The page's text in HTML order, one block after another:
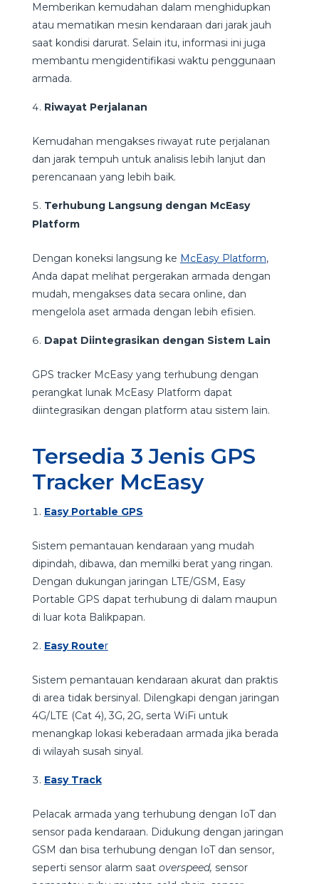
Memberikan kemudahan dalam menghidupkan
atau mematikan mesin kendaraan dari jarak jauh
saat kondisi darurat. Selain itu, informasi ini juga
membantu mengidentifikasi waktu penggunaan
armada.
Riwayat Perjalanan
Kemudahan mengakses riwayat rute perjalanan
dan jarak tempuh untuk analisis lebih lanjut dan
perencanaan yang lebih baik.
Terhubung Langsung dengan McEasy
Platform
Dengan koneksi langsung ke McEasy Platform,
Anda dapat melihat pergerakan armada dengan
mudah, mengakses data secara online, dan
mengelola aset armada dengan lebih efisien.
Dapat Diintegrasikan dengan Sistem Lain
GPS tracker McEasy yang terhubung dengan
perangkat lunak McEasy Platform dapat
diintegrasikan dengan platform atau sistem lain.
Tersedia 3 Jenis GPS
Tracker McEasy
Easy Portable GPS
Sistem pemantauan kendaraan yang mudah
dipindah, dibawa, dan memilki berat yang ringan.
Dengan dukungan jaringan LTE/GSM, Easy
Portable GPS dapat terhubung di dalam maupun
di luar kota Balikpapan.
Easy Router
Sistem pemantauan kendaraan akurat dan praktis
di area tidak bersinyal. Dilengkapi dengan jaringan
4G/LTE (Cat 4), 3G, 2G, serta WiFi untuk
menangkap lokasi keberadaan armada jika berada
di wilayah susah sinyal.
Easy Track
Pelacak armada yang terhubung dengan IoT dan
sensor pada kendaraan. Didukung dengan jaringan
GSM dan bisa terhubung dengan IoT dan sensor,
seperti sensor alarm saat overspeed, sensor